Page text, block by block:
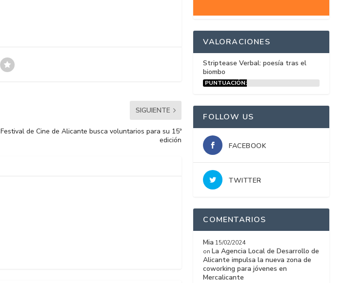
SIGUIENTE
Festival de Cine de Alicante busca voluntarios para su 15ª
edición
VALORACIONES
Striptease Verbal: poesía tras el
biombo
PUNTUACIÓN:
FOLLOW US
FACEBOOK
TWITTER
COMENTARIOS
Mia 15/02/2024
on La Agencia Local de Desarrollo de
Alicante impulsa la nueva zona de
coworking para jóvenes en
Mercalicante